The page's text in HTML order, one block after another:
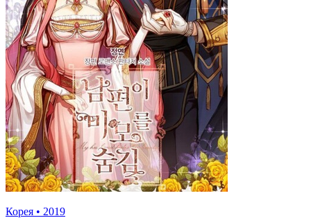
Корея • 2019